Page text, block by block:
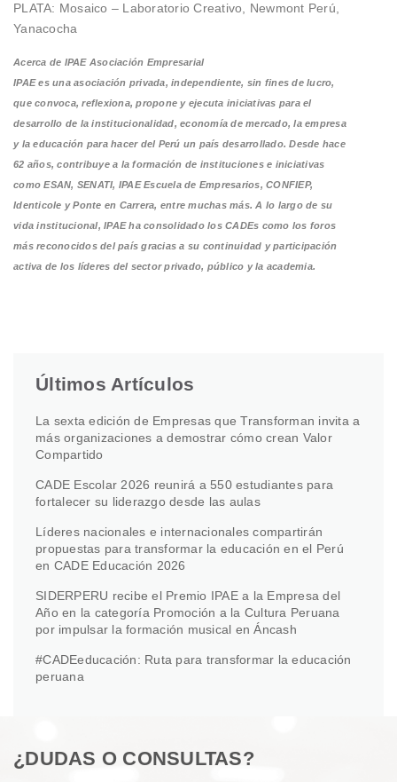
PLATA: Mosaico – Laboratorio Creativo, Newmont Perú,
Yanacocha
Acerca de IPAE Asociación Empresarial
IPAE es una asociación privada, independiente, sin fines de lucro,
que convoca, reflexiona, propone y ejecuta iniciativas para el
desarrollo de la institucionalidad, economía de mercado, la empresa
y la educación para hacer del Perú un país desarrollado. Desde hace
62 años, contribuye a la formación de instituciones e iniciativas
como ESAN, SENATI, IPAE Escuela de Empresarios, CONFIEP,
Identicole y Ponte en Carrera, entre muchas más. A lo largo de su
vida institucional, IPAE ha consolidado los CADEs como los foros
más reconocidos del país gracias a su continuidad y participación
activa de los líderes del sector privado, público y la academia.
Últimos Artículos
La sexta edición de Empresas que Transforman invita a
más organizaciones a demostrar cómo crean Valor
Compartido
CADE Escolar 2026 reunirá a 550 estudiantes para
fortalecer su liderazgo desde las aulas
Líderes nacionales e internacionales compartirán
propuestas para transformar la educación en el Perú
en CADE Educación 2026
SIDERPERU recibe el Premio IPAE a la Empresa del
Año en la categoría Promoción a la Cultura Peruana
por impulsar la formación musical en Áncash
#CADEeducación: Ruta para transformar la educación
peruana
¿DUDAS O CONSULTAS?